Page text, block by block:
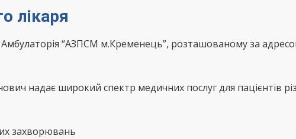
лікаря
“АЗПСМ м.Кременець”, розташованому за
надає широкий спектр медичних послуг для пацієнтів
захворювань